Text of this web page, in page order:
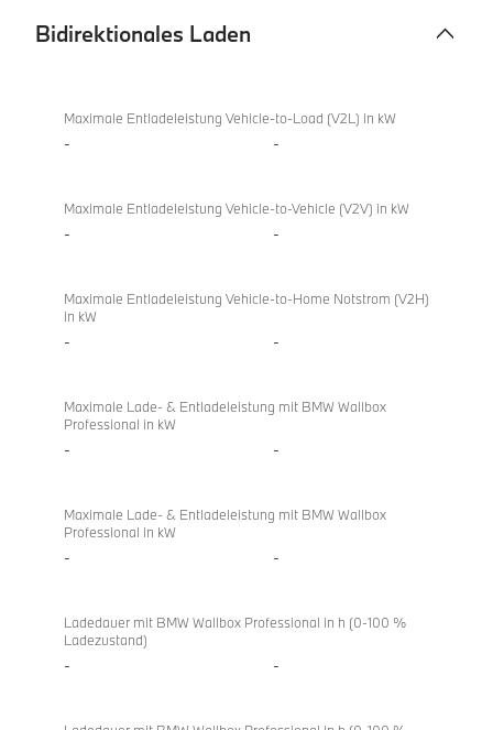
Bidirektionales Laden
LadenMaximale Entladeleistung Vehicle-to-Load (V2L) in kW
- -
Maximale Entladeleistung Vehicle-to-Vehicle (V2V) in kW
- -
Maximale Entladeleistung Vehicle-to-Home Notstrom (V2H)
in kW
- -
Maximale Lade- & Entladeleistung mit BMW Wallbox
Professional in kW
- -
Maximale Lade- & Entladeleistung mit BMW Wallbox
Professional in kW
- -
Ladedauer mit BMW Wallbox Professional in h (0-100 %
Ladezustand)
- -